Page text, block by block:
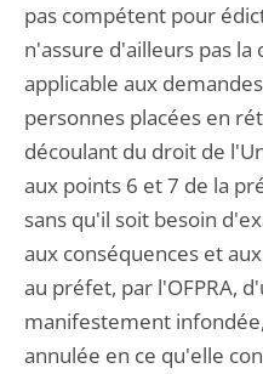
pas compétent pour
n'assure d'ailleurs pas
applicable aux
personnes placées en
découlant du droit de
aux points 6 et 7 de la
sans qu'il soit besoin
aux conséquences et
au préfet, par l'OFPRA,
manifestement
annulée en ce qu'elle